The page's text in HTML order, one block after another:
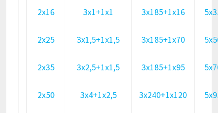
2х16
2х25
2х35
2х50
3х1+1х1
3х1,5+1х1,5
3х2,5+1х1,5
3х4+1х2,5
3х185+1х16
3х185+1х70
3х185+1х95
3х240+1х120